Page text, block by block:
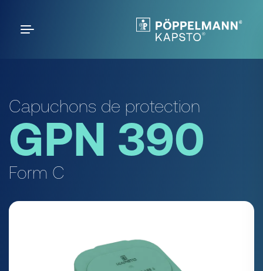
Capuchons de protection
GPN 390
Form C